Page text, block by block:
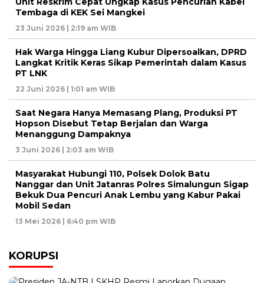
Tembaga di KEK Sei Mangkei
23 Juni 2026 | 2:19 am WIB
Hak Warga Hingga Liang Kubur Dipersoalkan, DPRD
Langkat Kritik Keras Sikap Pemerintah dalam Kasus
PT LNK
22 Juni 2026 | 1:01 am WIB
Saat Negara Hanya Memasang Plang, Produksi PT
Hopson Disebut Tetap Berjalan dan Warga
Menanggung Dampaknya
3 Juni 2026 | 2:03 am WIB
Masyarakat Hubungi 110, Polsek Dolok Batu
Nanggar dan Unit Jatanras Polres Simalungun Sigap
Bekuk Dua Pencuri Anak Lembu yang Kabur Pakai
Mobil Sedan
13 Mei 2026 | 6:40 pm WIB
KORUPSI